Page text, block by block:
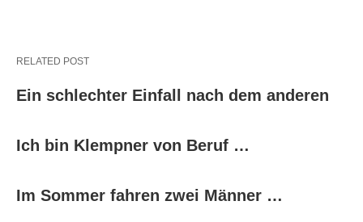
RELATED POST
Ein schlechter Einfall nach dem anderen
Ich bin Klempner von Beruf …
Im Sommer fahren zwei Männer …